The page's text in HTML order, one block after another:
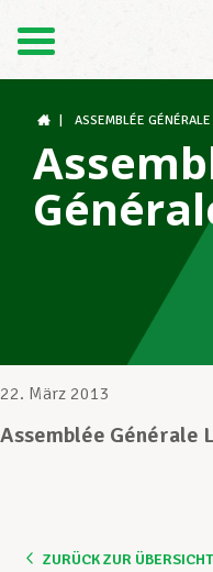
Der LCGB
ASSEMBLÉE
22. März 2013
Assemblée Générale
ZURÜCK ZUR ÜBERSICHT